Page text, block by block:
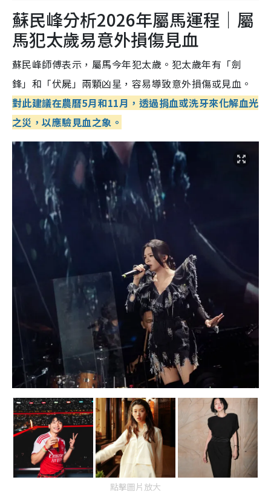
蘇民峰分析2026年屬馬運程｜屬
馬犯太歲易意外損傷見血
蘇民峰師傅表示，屬馬今年犯太歲。犯太歲年有「劍
鋒」和「伏屍」兩顆凶星，容易導致意外損傷或見血。
對此建議在農曆5月和11月，透過捐血或洗牙來化解血光
之災，以應驗見血之象。
點擊圖片放大